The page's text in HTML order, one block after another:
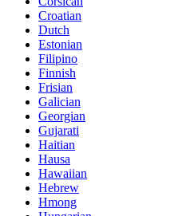
Croatian
Dutch
Estonian
Filipino
Finnish
Frisian
Galician
Georgian
Gujarati
Haitian
Hausa
Hawaiian
Hebrew
Hmong